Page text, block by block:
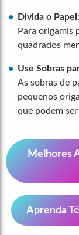
Divida o Papel:
Para origamis
quadrados
Use Sobras
As sobras de
pequenos
que podem
Melhores
Aprenda